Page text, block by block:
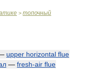
> топочный
upper horizontal flue
— fresh-air flue